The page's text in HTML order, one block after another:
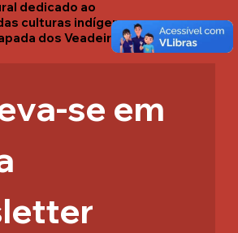
se em
dedicado ao
culturas indígenas
dos Veadeiros.